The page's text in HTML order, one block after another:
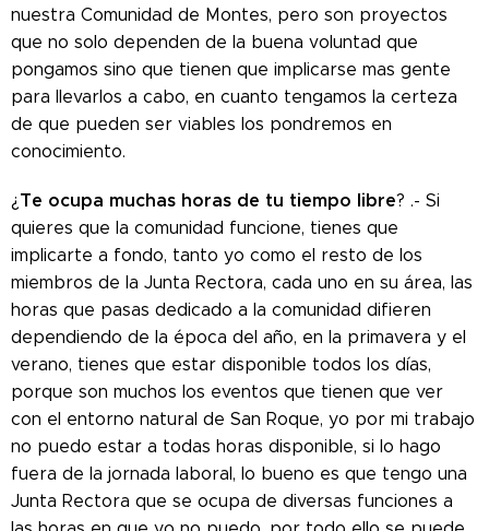
nuestra Comunidad de Montes, pero son proyectos
que no solo dependen de la buena voluntad que
pongamos sino que tienen que implicarse mas gente
para llevarlos a cabo, en cuanto tengamos la certeza
de que pueden ser viables los pondremos en
conocimiento.
¿ Te ocupa muchas horas de tu tiempo libre? .- Si
quieres que la comunidad funcione, tienes que
implicarte a fondo, tanto yo como el resto de los
miembros de la Junta Rectora, cada uno en su área, las
horas que pasas dedicado a la comunidad difieren
dependiendo de la época del año, en la primavera y el
verano, tienes que estar disponible todos los días,
porque son muchos los eventos que tienen que ver
con el entorno natural de San Roque, yo por mi trabajo
no puedo estar a todas horas disponible, si lo hago
fuera de la jornada laboral, lo bueno es que tengo una
Junta Rectora que se ocupa de diversas funciones a